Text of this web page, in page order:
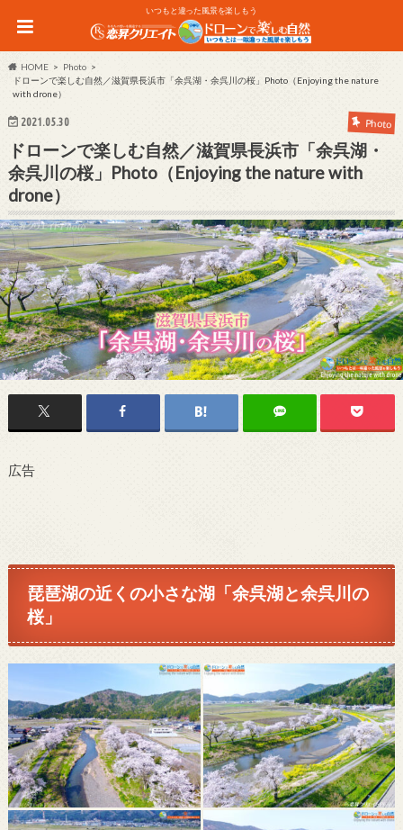
いつもと違った風景を楽しもう
HOME
Photo
ドローンで楽しむ自然／滋賀県長浜市「余呉湖・余呉川の桜」Photo（Enjoying the nature
with drone）
2021.05.30 Photo
ドローンで楽しむ自然／滋賀県長浜市「余呉湖・
余呉川の桜」Photo（Enjoying the nature with
drone）
広告
琵琶湖の近くの小さな湖「余呉湖と余呉川の
桜」